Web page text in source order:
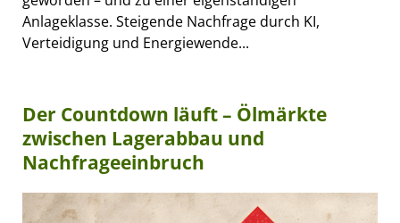
Anlageklasse. Steigende Nachfrage durch KI,
Verteidigung und Energiewende...
Der Countdown läuft – Ölmärkte
zwischen Lagerabbau und
Nachfrageeinbruch